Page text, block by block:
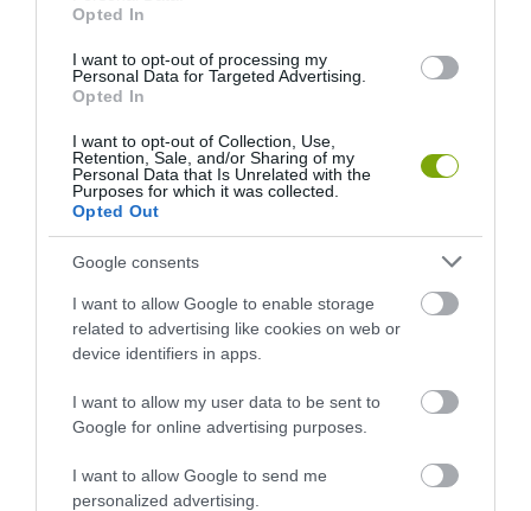
Opted In
I want to opt-out of processing my
Personal Data for Targeted Advertising.
Opted In
I want to opt-out of Collection, Use,
Retention, Sale, and/or Sharing of my
Personal Data that Is Unrelated with the
Purposes for which it was collected.
Opted Out
Google consents
I want to allow Google to enable storage
related to advertising like cookies on web or
device identifiers in apps.
I want to allow my user data to be sent to
Google for online advertising purposes.
I want to allow Google to send me
personalized advertising.
FELETT: MI EZ A LÁTHATATLAN
ALATTA A TERMÉSZETTEL?
2026-08-03
PILLANGÓK CSENDES
ELTŰNÉSE A NAGYOBB